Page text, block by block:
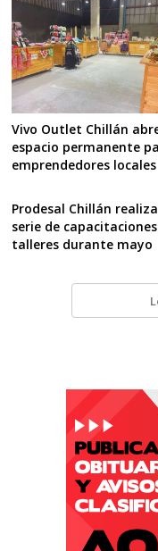
Vivo Outlet Chillán
espacio permanente
emprendedores locales
Prodesal Chillán
serie de
talleres durante mayo